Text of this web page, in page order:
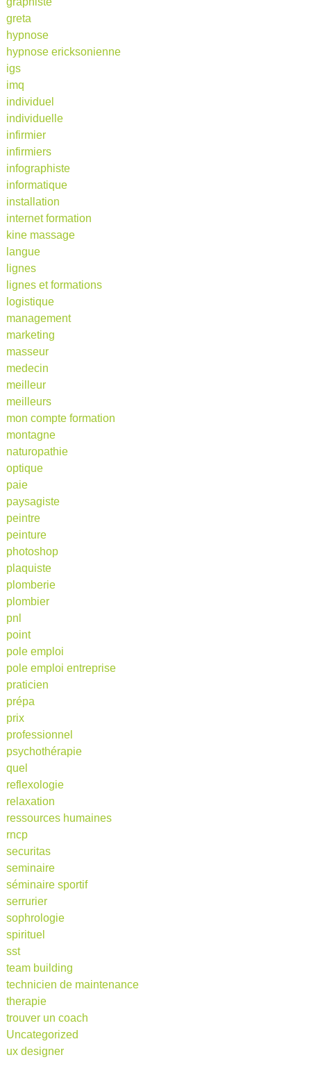
greta
hypnose
hypnose ericksonienne
igs
imq
individuel
individuelle
infirmier
infirmiers
infographiste
informatique
installation
internet formation
kine massage
langue
lignes
lignes et formations
logistique
management
marketing
masseur
medecin
meilleur
meilleurs
mon compte formation
montagne
naturopathie
optique
paie
paysagiste
peintre
peinture
photoshop
plaquiste
plomberie
plombier
pnl
point
pole emploi
pole emploi entreprise
praticien
prépa
prix
professionnel
psychothérapie
quel
reflexologie
relaxation
ressources humaines
rncp
securitas
seminaire
séminaire sportif
serrurier
sophrologie
spirituel
sst
team building
technicien de maintenance
therapie
trouver un coach
Uncategorized
ux designer